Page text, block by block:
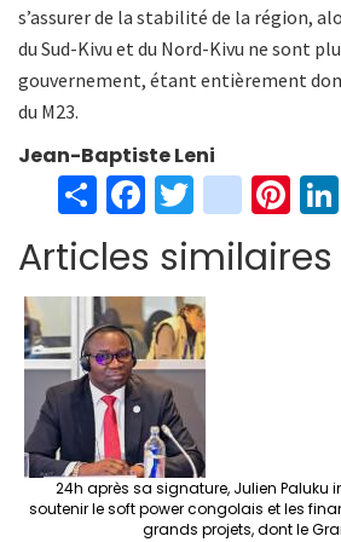
s’assurer de la stabilité de la région,
du Sud-Kivu et du Nord-Kivu ne sont
gouvernement, étant entièrement
du M23.
Jean-Baptiste Leni
S
h
ar
e
Fa
ce
b
o
o
k
T
wi
tt
er
in
st
ag
Pi
er
Articles similaires
24h après sa signature, Julien Paluku
soutenir le soft power congolais et les
grands projets, dont le